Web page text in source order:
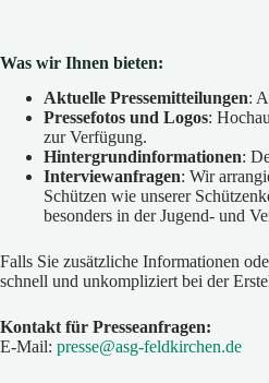
Was wir Ihnen bieten:
Aktuelle Pressemitteilungen:
Pressefotos und Logos:
zur Verfügung.
Hintergrundinformationen:
Interviewanfragen: Wir
Schützen wie unserer
besonders in der Jugend- und
Falls Sie zusätzliche Informationen
schnell und unkompliziert bei der
Kontakt für Presseanfragen:
E-Mail: presse@asg-feldkirchen.de